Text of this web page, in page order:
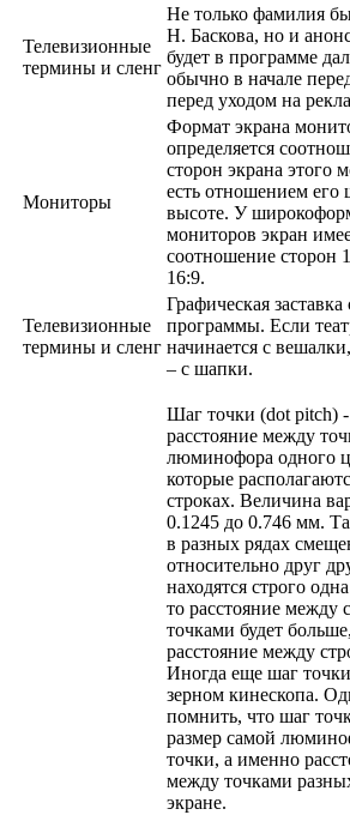
Телевизионные
термины и сленг
Не только фамилия
Н. Баскова, но и
будет в программе
обычно в начале
перед уходом на
Мониторы
Формат экрана
определяется
сторон экрана этого
есть отношением
высоте. У
мониторов экран
соотношение сторон
16:9.
Телевизионные
термины и сленг
Графическая
программы. Если
начинается с
– с шапки.
Шаг точки (dot pitch) -
расстояние между
люминофора одного
которые
строках. Величина
0.1245 до 0.746 мм.
в разных рядах
относительно друг
находятся строго
то расстояние между
точками будет
расстояние между
Иногда еще шаг
зерном кинескопа.
помнить, что шаг
размер самой
точки, а именно
между точками
экране.